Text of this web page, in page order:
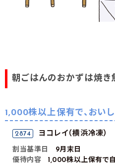
朝ごはんのおかずは焼き
1,000株以上保有で、おい
2874 ヨコレイ（横浜冷凍）
割当基準日
9月末日
優待内容
1,000株以上保有で